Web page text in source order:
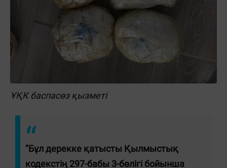
ҰҚК баспасөз қызметі
"Бұл дерекке қатысты Қылмыстық
кодекстің 297-бабы 3-бөлігі бойынша